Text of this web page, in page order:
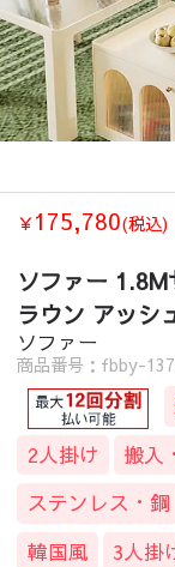
￥175,780(税込)
ソファー
ラウン アッシ
ソファー
商品番号：fbby-
2人掛け
搬入
ステンレス・鋼
韓国風
3人掛